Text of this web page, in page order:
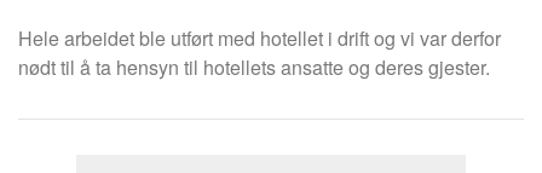
Hele arbeidet ble utført med hotellet i drift og vi var derfor
nødt til å ta hensyn til hotellets ansatte og deres gjester.